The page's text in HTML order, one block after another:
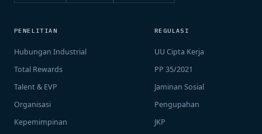
PENELITIAN
Hubungan Industrial
Total Rewards
Talent & EVP
Organisasi
Kepemimpinan
REGULASI
UU Cipta Kerja
PP 35/2021
Jaminan Sosial
Pengupahan
JKP